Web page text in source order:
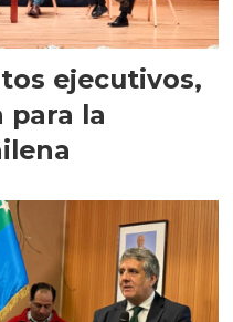
ejecutivos,
para la